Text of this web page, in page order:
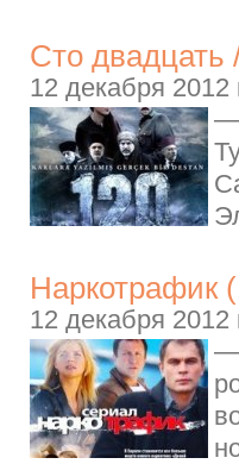
Сто двадцать
12 декабря 2012
—
Наркотрафик
12 декабря 2012
—